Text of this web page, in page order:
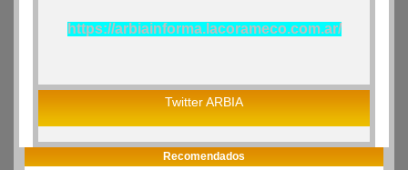
https://arbiainforma.lacorameco.com.ar/
Twitter ARBIA
Recomendados